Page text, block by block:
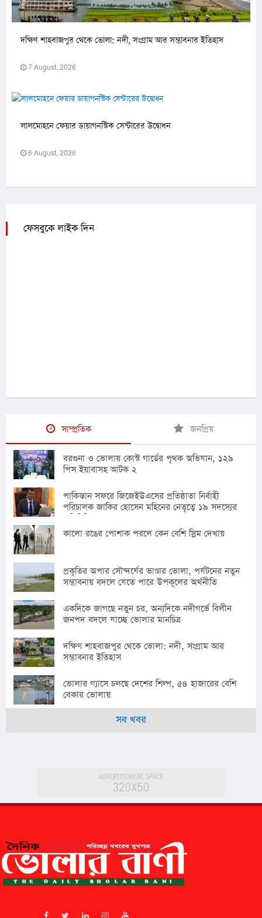
দক্ষিণ শাহবাজপুর থেকে ভোলা: নদী, সংগ্রাম আর সম্ভাবনার ইতিহাস
7 August, 2026
লালমোহনে ফেয়ার ডায়াগনস্টিক সেন্টারের উদ্বোধন
6 August, 2026
ফেসবুকে লাইক দিন
সাম্প্রতিক জনপ্রিয়
বরগুনা ও ভোলায় কোস্ট গার্ডের পৃথক অভিযান, ১২৯
পিস ইয়াবাসহ আটক ২
পাকিস্তান সফরে জিজেইউএসের প্রতিষ্ঠাতা নির্বাহী
পরিচালক জাকির হোসেন মহিনের নেতৃত্বে ১৯ সদস্যের
কালো রঙের পোশাক পরলে কেন বেশি স্লিম দেখায়
প্রকৃতির অপার সৌন্দর্যের ভাণ্ডার ভোলা, পর্যটনের নতুন
সম্ভাবনায় বদলে যেতে পারে উপকূলের অর্থনীতি
একদিকে জাগছে নতুন চর, অন্যদিকে নদীগর্ভে বিলীন
জনপদ বদলে যাচ্ছে ভোলার মানচিত্র
দক্ষিণ শাহবাজপুর থেকে ভোলা: নদী, সংগ্রাম আর
সম্ভাবনার ইতিহাস
ভোলার গ্যাসে চলছে দেশের শিল্প, ৫৪ হাজারের বেশি
বেকার ভোলায়
সব খবর